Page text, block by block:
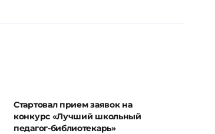
Стартовал прием заявок на
конкурс «Лучший школьный
педагог-библиотекарь»